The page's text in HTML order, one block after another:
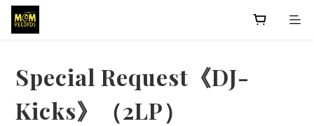
Special Request《DJ-
Kicks》（2LP）